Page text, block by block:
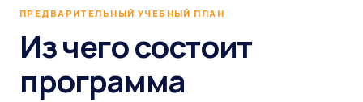
ПРЕДВАРИТЕЛЬНЫЙ УЧЕБНЫЙ ПЛАН
Из чего состоит
программа